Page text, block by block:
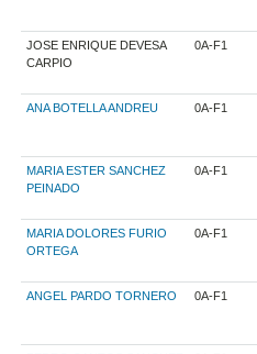
JOSE ENRIQUE DEVESA
CARPIO
0A-F1
ANA BOTELLA ANDREU 0A-F1
MARIA ESTER SANCHEZ
PEINADO
0A-F1
MARIA DOLORES FURIO
ORTEGA
0A-F1
ANGEL PARDO TORNERO 0A-F1